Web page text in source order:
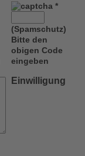
*
(Spamschutz)
Bitte den
obigen Code
eingeben
Einwilligung